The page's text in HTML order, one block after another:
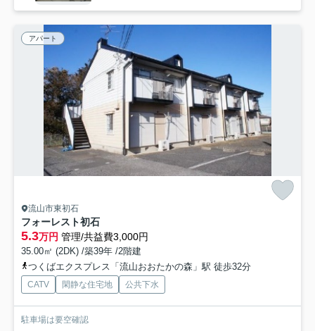
アパート
流山市東初石
フォーレスト初石
5.3万円 管理/共益費3,000円
35.00㎡ (2DK) /築39年 /2階建
つくばエクスプレス「流山おおたかの森」駅 徒歩32分
CATV 閑静な住宅地 公共下水
駐車場は要空確認